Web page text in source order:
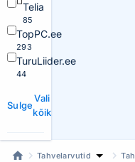
Telia
85
TopPC.ee
293
TuruLiider.ee
44
Sulge
Vali
kõik
Tahvelarvutid